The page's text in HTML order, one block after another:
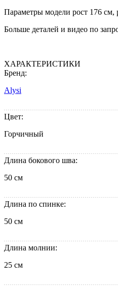
Параметры модели рост 176
Больше деталей и видео по
ХАРАКТЕРИСТИКИ
Бренд:
Alysi
Цвет:
Горчичный
Длина бокового шва:
50 см
Длина по спинке:
50 см
Длина молнии:
25 см